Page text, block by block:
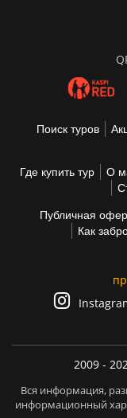
Поиск туров
Где купить тур О
Публичная
Как
2009 -
Вся информация,
информационный